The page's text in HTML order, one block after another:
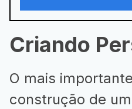
Criando
O mais
construção de